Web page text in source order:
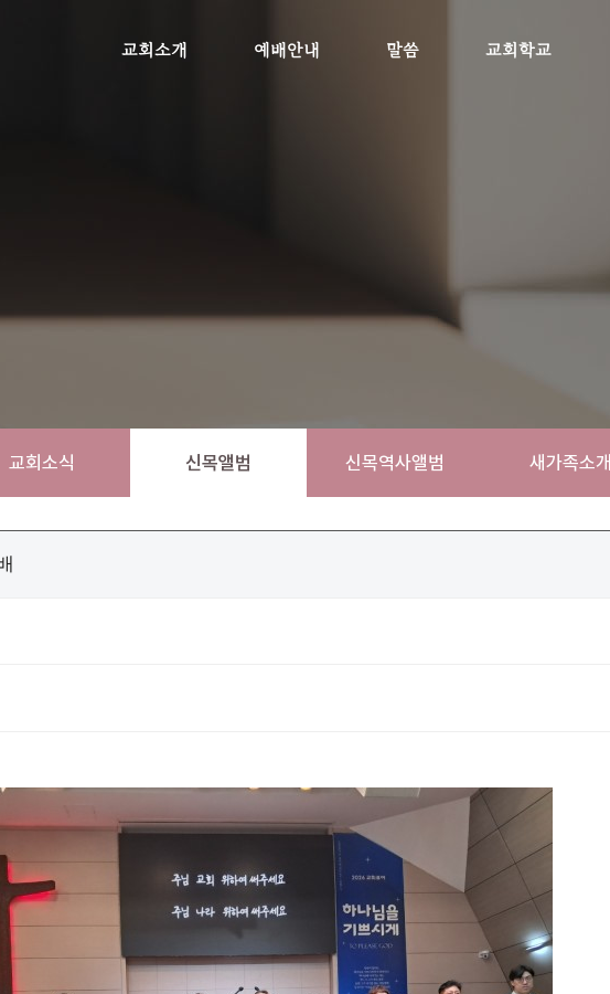
교회소개 예배안내 말씀 교회학교
교회소식 신목앨범 신목역사앨범 새가족소개